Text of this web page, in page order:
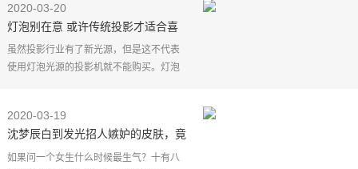
了。张韶涵随手晒出精华
2020-03-20
灯泡别在意 或许传统投影才适合喜
欢游戏的你
虽然投影行业有了新光源，但是这不代表
使用灯泡光源的投影机就不能购买。灯泡
天守在电脑前，因
2020-03-19
沈梦辰白到发光招人嫉妒的皮肤，竟
是靠平价SK-II小灯泡起死回生
如果问一个女生什么时候最生气？十有八